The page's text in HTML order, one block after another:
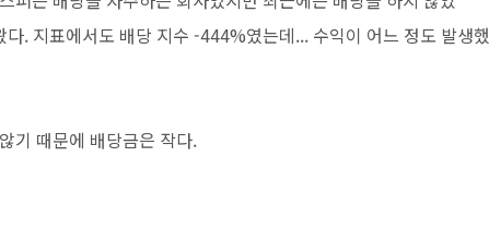
. 지표에서도 배당 지수 -444%였는데... 수익이 어느 정도 발생했
기 때문에 배당금은 작다.